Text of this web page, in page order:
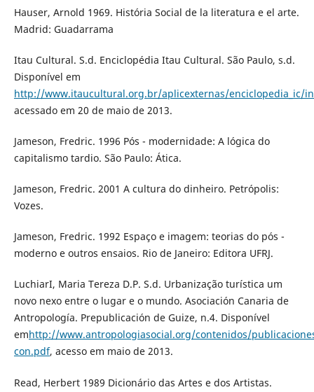
Hauser, Arnold 1969. História Social de la literatura e el arte.
Madrid: Guadarrama
Itau Cultural. S.d. Enciclopédia Itau Cultural. São Paulo, s.d.
Disponível em
http://www.itaucultural.org.br/aplicexternas/enciclopedia_ic/
acessado em 20 de maio de 2013.
Jameson, Fredric. 1996 Pós - modernidade: A lógica do
capitalismo tardio. São Paulo: Ática.
Jameson, Fredric. 2001 A cultura do dinheiro. Petrópolis:
Vozes.
Jameson, Fredric. 1992 Espaço e imagem: teorias do pós -
moderno e outros ensaios. Rio de Janeiro: Editora UFRJ.
LuchiarI, Maria Tereza D.P. S.d. Urbanização turística um
novo nexo entre o lugar e o mundo. Asociación Canaria de
Antropología. Prepublicación de Guize, n.4. Disponível
emhttp://www.antropologiasocial.org/contenidos/
con.pdf, acesso em maio de 2013.
Read, Herbert 1989 Dicionário das Artes e dos Artistas.